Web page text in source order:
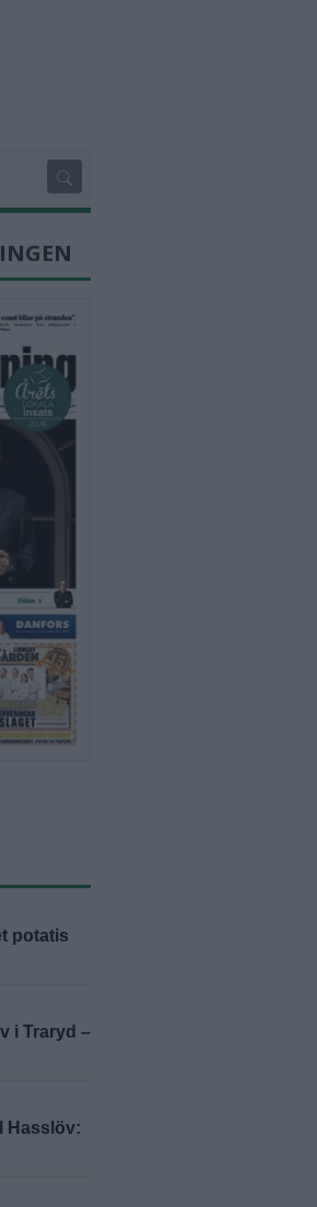
potatis
i Traryd –
Hasslöv: